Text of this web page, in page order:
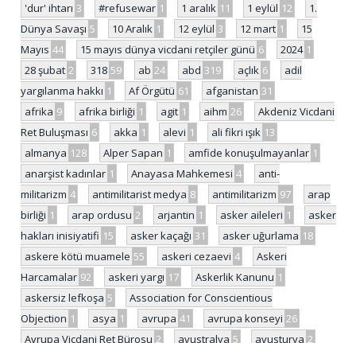
'dur' ihtarı 3 #refusewar 1 1 aralık 11 1 eylül 12
1.
Dünya Savaşı 5 10 Aralık 1 12 eylül 3 12 mart 1
15
Mayıs 44 15 mayıs dünya vicdani retçiler günü 6 2024 1
28 şubat 2 318 59 ab 24 abd 319 açlık 6
adil
yargılanma hakkı 1 Af Örgütü 61 afganistan 31
afrika 9 afrika birliği 1 agit 1 aihm 26
Akdeniz Vicdani
Ret Buluşması 6 akka 1 alevi 1 ali fikri ışık 13
almanya 128 Alper Sapan 1 amfide konuşulmayanlar 1
anarşist kadınlar 1 Anayasa Mahkemesi 4
anti-
militarizm 4 antimilitarist medya 8 antimilitarizm 97
arap
birliği 1 arap ordusu 2 arjantin 1 asker aileleri 1
asker
hakları inisiyatifi 15 asker kaçağı 31 asker uğurlama 18
askere kötü muamele 55 askeri cezaevi 4
Askeri
Harcamalar 92 askeri yargı 17 Askerlik Kanunu 1
askersiz lefkoşa 5
Association for Conscientious
Objection 1 asya 1 avrupa 41 avrupa konseyi 26
Avrupa Vicdani Ret Bürosu 2 avustralya 5 avusturya 2